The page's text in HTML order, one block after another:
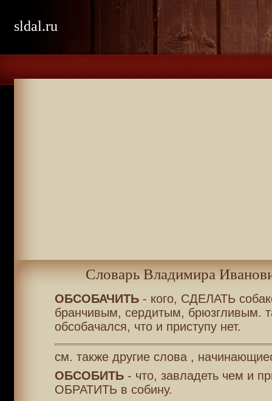
sldal.ru
Словарь Владимира
ОБСОБАЧИТЬ- кого, СДЕЛАТЬ
бранчивым, сердитым, брюзгливым.
обсобачался, что и приступу нет.
см. также другие слова ,
ОБСОБИТЬ- что, завладеть чем и
ОБРАТИТЬ в собину.